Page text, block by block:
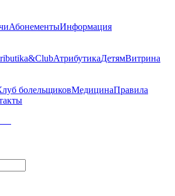
АбонементыИнформация
АтрибутикаДетямВитрина
болельщиковМедицинаПравила